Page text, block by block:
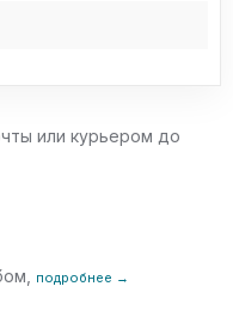
или курьером до
подробнее →